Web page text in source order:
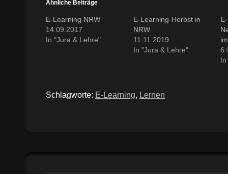
Ähnliche Beiträge
E-Learning NRW
14.09.2017
In "Jura & Lehre"
E-Learning-Herbst in
NRW
11.11.2019
In "Jura & Lehre"
Schlagworte: E-Learning, Lernen